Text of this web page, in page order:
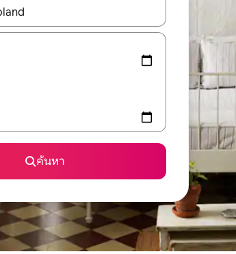
อใช้การสัมผัสหรือปัด เพื่อสำรวจผลการค้นหา
ค้นหา